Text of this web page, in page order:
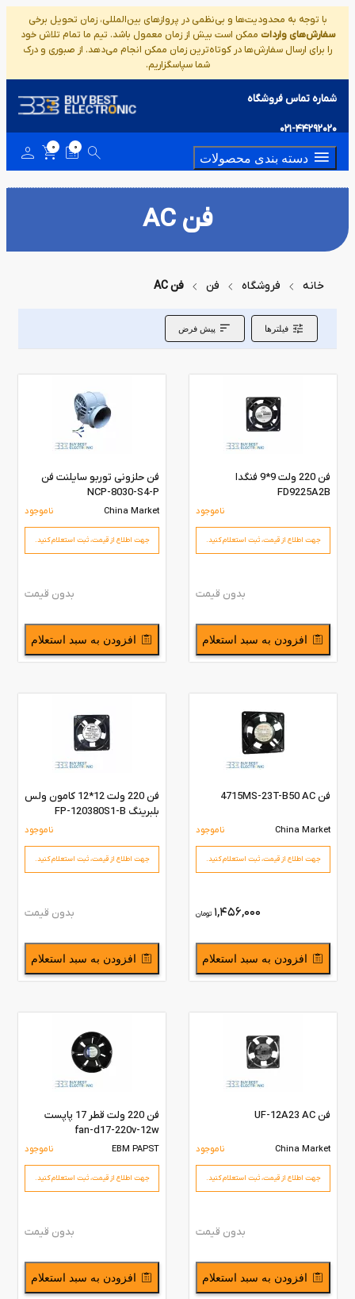
با توجه به محدودیت‌ها و بی‌نظمی در پروازهای بین‌المللی، زمان تحویل برخی
سفارش‌های واردات ممکن است بیش از زمان معمول باشد. تیم ما تمام تلاش خود
را برای ارسال سفارش‌ها در کوتاه‌ترین زمان ممکن انجام می‌دهد. از صبوری و درک
شما سپاسگزاریم.
شماره تماس فروشگاه
021-44292020
دسته بندی محصولات
0
0
فن AC
خانه فروشگاه فن فن AC
فیلترها پیش فرض
فن 220 ولت 9*9 فنگدا
FD9225A2B
ناموجود
جهت اطلاع از قیمت،‌ ثبت استعلام کنید.
بدون قیمت
افزودن به سبد استعلام
فن حلزونی توربو سایلنت فن
NCP-8030-S4-P
China Market ناموجود
جهت اطلاع از قیمت،‌ ثبت استعلام کنید.
بدون قیمت
افزودن به سبد استعلام
فن 4715MS-23T-B50 AC
China Market ناموجود
جهت اطلاع از قیمت،‌ ثبت استعلام کنید.
1,456,000 تومان
افزودن به سبد استعلام
فن 220 ولت 12*12 کامون ولس
بلبرینگ FP-120380S1-B
ناموجود
جهت اطلاع از قیمت،‌ ثبت استعلام کنید.
بدون قیمت
افزودن به سبد استعلام
فن UF-12A23 AC
China Market ناموجود
جهت اطلاع از قیمت،‌ ثبت استعلام کنید.
بدون قیمت
افزودن به سبد استعلام
فن 220 ولت قطر 17 پاپست
fan-d17-220v-12w
EBM PAPST ناموجود
جهت اطلاع از قیمت،‌ ثبت استعلام کنید.
بدون قیمت
افزودن به سبد استعلام